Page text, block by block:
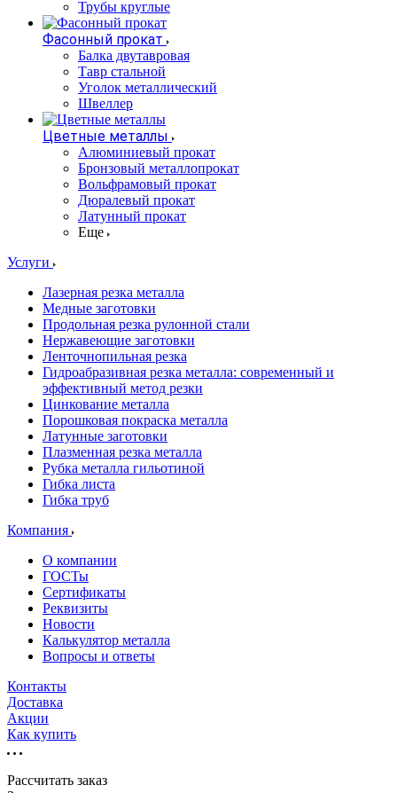
Трубы круглые
Фасонный прокат
Балка двутавровая
Тавр стальной
Уголок металлический
Швеллер
Цветные металлы
Алюминиевый прокат
Бронзовый металлопрокат
Вольфрамовый прокат
Дюралевый прокат
Латунный прокат
Еще
Услуги
Лазерная резка металла
Медные заготовки
Продольная резка рулонной стали
Нержавеющие заготовки
Ленточнопильная резка
Гидроабразивная резка металла: современный и
эффективный метод резки
Цинкование металла
Порошковая покраска металла
Латунные заготовки
Плазменная резка металла
Рубка металла гильотиной
Гибка листа
Гибка труб
Компания
О компании
ГОСТы
Сертификаты
Реквизиты
Новости
Калькулятор металла
Вопросы и ответы
Контакты
Доставка
Акции
Как купить
Рассчитать заказ